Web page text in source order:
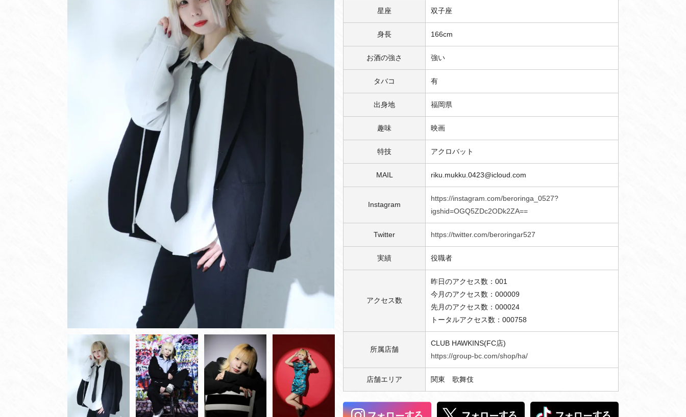
星座 双子座
身長 166cm
お酒の強さ 強い
タバコ 有
出身地 福岡県
趣味 映画
特技 アクロバット
MAIL riku.mukku.0423@icloud.com
Instagram
https://instagram.com/beroringa_0527?
igshid=OGQ5ZDc2ODk2ZA==
Twitter https://twitter.com/beroringar527
実績 役職者
アクセス数
昨日のアクセス数：001
今月のアクセス数：000009
先月のアクセス数：000024
トータルアクセス数：000758
所属店舗
CLUB HAWKINS(FC店)
https://group-bc.com/shop/ha/
店舗エリア 関東 歌舞伎